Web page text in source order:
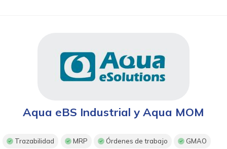
Aqua eBS Industrial y Aqua MOM
Trazabilidad MRP Órdenes de trabajo GMAO